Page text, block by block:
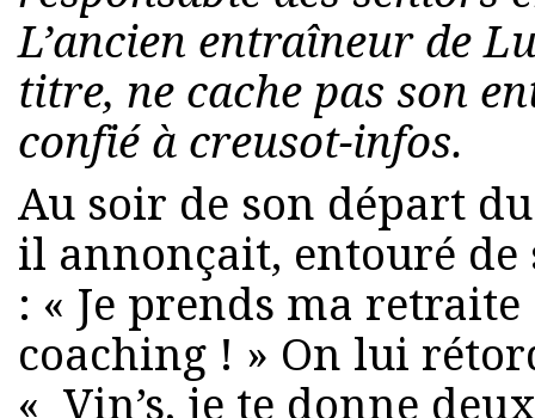
L’ancien entraîneur de
titre, ne cache pas son
confié à creusot-infos.
Au soir de son départ
il annonçait, entouré
: « Je prends ma
coaching ! » On lui
« Vin’s, je te donne